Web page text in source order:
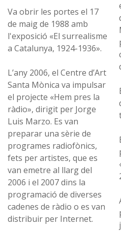
Va obrir les portes el 17
de maig de 1988 amb
l'exposició «El surrealisme
a Catalunya, 1924-1936».
L’any 2006, el Centre d’Art
Santa Mònica va impulsar
el projecte «Hem pres la
ràdio», dirigit per Jorge
Luis Marzo. Es van
preparar una sèrie de
programes radiofònics,
fets per artistes, que es
van emetre al llarg del
2006 i el 2007 dins la
programació de diverses
cadenes de ràdio o es van
distribuir per Internet.